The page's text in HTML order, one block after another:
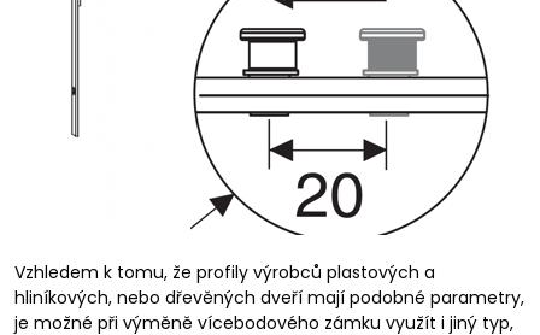
Vzhledem k tomu, že profily výrobců plastových a
hliníkových, nebo dřevěných dveří mají podobné parametry,
je možné při výměně vícebodového zámku využít i jiný typ,